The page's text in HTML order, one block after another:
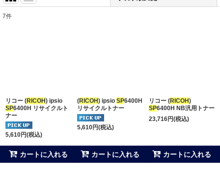
絞り込む
7件
リコー (RICOH) ipsio
SP6400H リサイクルト
ナー
5,610円(税込)
カートに入れる
(RICOH) ipsio SP6400H
リサイクルトナー
5,610円(税込)
カートに入れる
リコー (RICOH)
SP6400H NB汎用トナー
23,716円(税込)
カートに入れる